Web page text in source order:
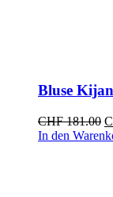
Bluse
CHF181.00
In den